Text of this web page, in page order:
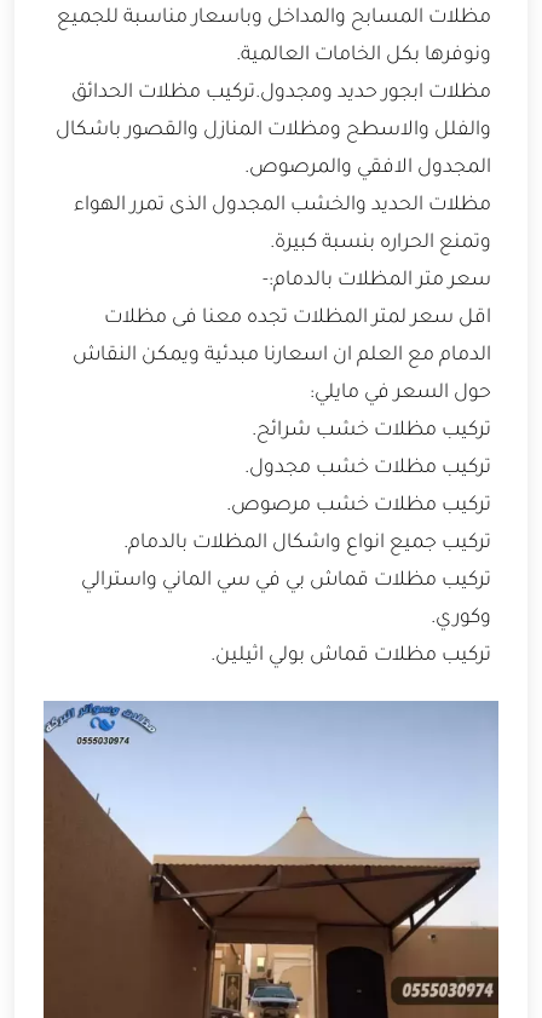
مظلات المسابح والمداخل وباسعار مناسبة للجميع
ونوفرها بكل الخامات العالمية.
مظلات ابجور حديد ومجدول.تركيب مظلات الحدائق
والفلل والاسطح ومظلات المنازل والقصور باشكال
المجدول الافقي والمرصوص.
مظلات الحديد والخشب المجدول الذى تمرر الهواء
وتمنع الحراره بنسبة كبيرة.
سعر متر المظلات بالدمام:-
اقل سعر لمتر المظلات تجده معنا فى مظلات
الدمام مع العلم ان اسعارنا مبدئية ويمكن النقاش
حول السعر في مايلي:
تركيب مظلات خشب شرائح.
تركيب مظلات خشب مجدول.
تركيب مظلات خشب مرصوص.
تركيب جميع انواع واشكال المظلات بالدمام.
تركيب مظلات قماش بي في سي الماني واسترالي
وكوري.
تركيب مظلات قماش بولي اثيلين.